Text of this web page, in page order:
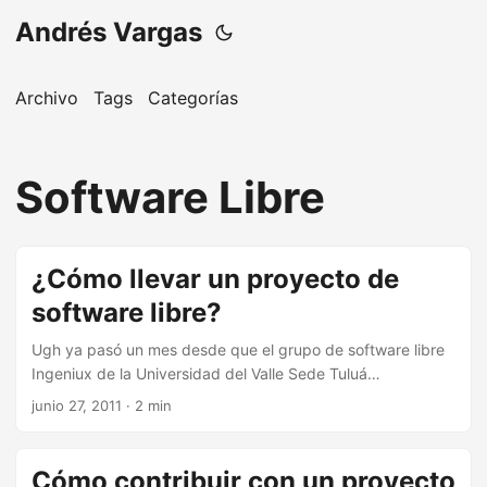
Andrés Vargas
Archivo Tags Categorías
Software Libre
¿Cómo llevar un proyecto de
software libre?
Ugh ya pasó un mes desde que el grupo de software libre
Ingeniux de la Universidad del Valle Sede Tuluá
amablemente me invitó a participar de la semana de la
charlas que uno frecuentemente ve, así que hablé de cómo
junio 27, 2011 · 2 min